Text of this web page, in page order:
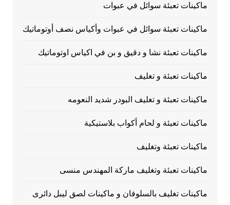
ماكينات تعبئة سوائل في عبوات
ماكينات تعبئة سوائل في عبوات وأكياس نصف أوتوماتيك
ماكينات تعبئة نشا و دقيق و بن في اكياس اوتوماتيك
ماكينات تعبئة و تغليف
ماكينات تعبئة و تغليف البودر شديد النعومه
ماكينات تعبئة و لحام أكواب بلاستيكية
ماكينات تعبئة وتغليف
ماكينات تعبئة وتغليف ماركة المهندس منسى
ماكينات تغليف بالسلوفان و ماكينات لصق ليبل دائرى